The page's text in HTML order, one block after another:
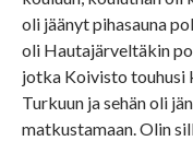
oli jäänyt pihasauna
oli Hautajärveltäkin
jotka Koivisto touhusi
Turkuun ja sehän oli
matkustamaan. Olin